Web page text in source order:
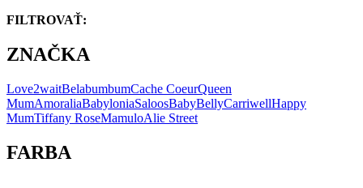
FILTROVAŤ:
ZNAČKA
Love2waitBelabumbumCache CoeurQueen
MumAmoraliaBabyloniaSaloosBabyBellyCarriwellHappy
MumTiffany RoseMamuloAlie Street
FARBA